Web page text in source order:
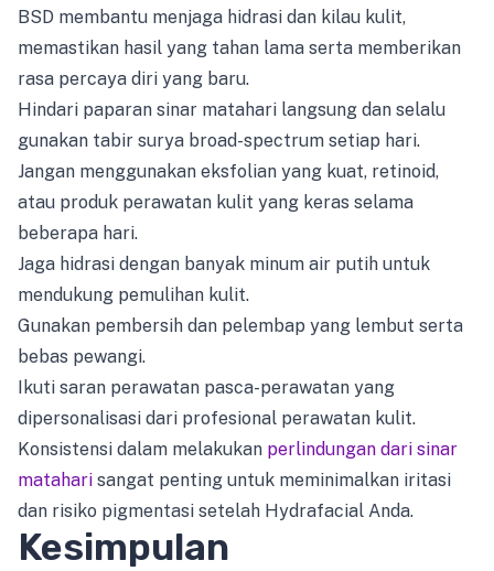
BSD membantu menjaga hidrasi dan kilau kulit,
memastikan hasil yang tahan lama serta memberikan
rasa percaya diri yang baru.
Hindari paparan sinar matahari langsung dan selalu
gunakan tabir surya broad-spectrum setiap hari.
Jangan menggunakan eksfolian yang kuat, retinoid,
atau produk perawatan kulit yang keras selama
beberapa hari.
Jaga hidrasi dengan banyak minum air putih untuk
mendukung pemulihan kulit.
Gunakan pembersih dan pelembap yang lembut serta
bebas pewangi.
Ikuti saran perawatan pasca-perawatan yang
dipersonalisasi dari profesional perawatan kulit.
Konsistensi dalam melakukan perlindungan dari sinar
matahari sangat penting untuk meminimalkan iritasi
dan risiko pigmentasi setelah Hydrafacial Anda.
Kesimpulan